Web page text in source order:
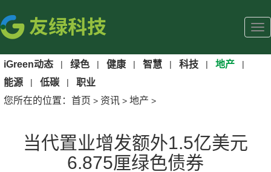
iGreen动态 | 绿色 | 健康 | 智慧 | 科技 | 地产 |
能源 | 低碳 |
职业
您所在的位置： 首页 > 资讯 > 地产 >
当代置业增发额外1.5亿美元
6.875厘绿色债券